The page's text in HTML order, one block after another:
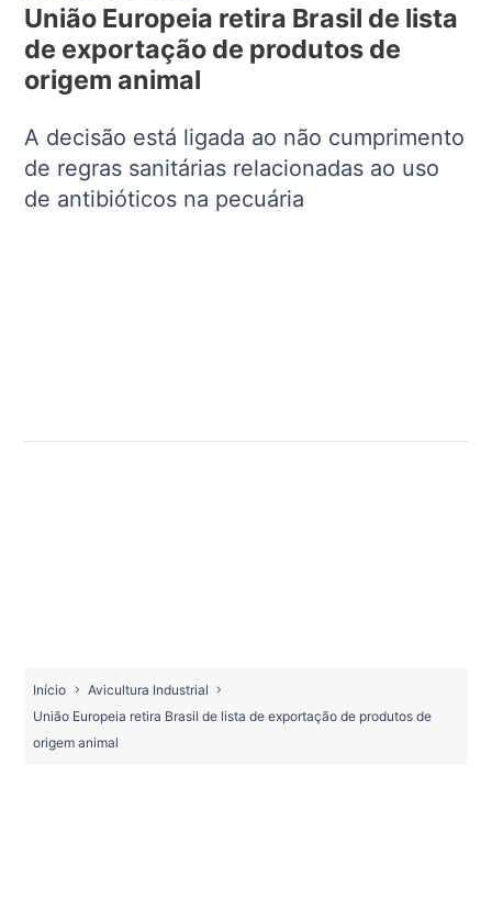
União Europeia retira Brasil de lista
de exportação de produtos de
origem animal
A decisão está ligada ao não cumprimento
de regras sanitárias relacionadas ao uso
de antibióticos na pecuária
Início
Avicultura Industrial
União Europeia retira Brasil de lista de exportação de produtos de
origem animal